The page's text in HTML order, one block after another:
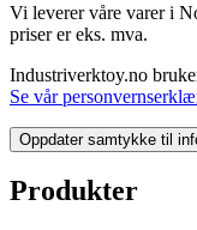
Vi leverer våre varer i
priser er eks. mva.
Industriverktoy.no
Se vår
Oppdater samtykke til
Produkter